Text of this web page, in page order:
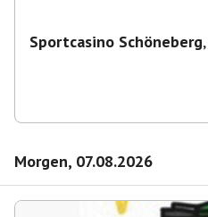
Sportcasino Schöneberg,
Morgen, 07.08.2026